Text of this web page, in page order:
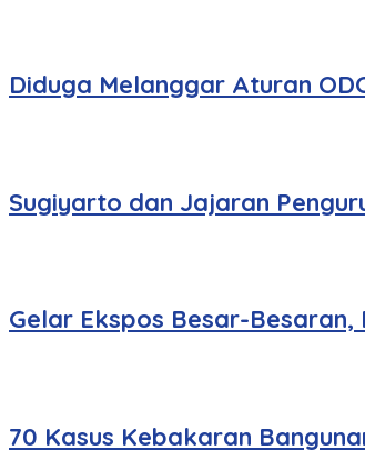
Diduga Melanggar Aturan
Sugiyarto dan Jajaran
Gelar Ekspos Besar-
70 Kasus Kebakaran